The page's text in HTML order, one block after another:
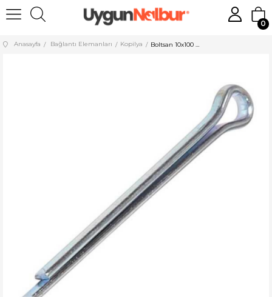
0
Anasayfa Bağlantı Elemanları Kopilya